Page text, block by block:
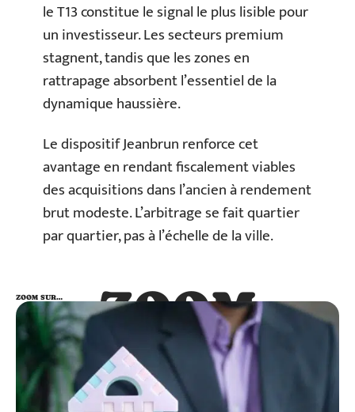
le T13 constitue le signal le plus lisible pour
un investisseur. Les secteurs premium
stagnent, tandis que les zones en
rattrapage absorbent l’essentiel de la
dynamique haussière.
Le dispositif Jeanbrun renforce cet
avantage en rendant fiscalement viables
des acquisitions dans l’ancien à rendement
brut modeste. L’arbitrage se fait quartier
par quartier, pas à l’échelle de la ville.
ZOOM
SUR…
ZOOM SUR…